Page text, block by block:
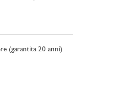
(garantita 20 anni)